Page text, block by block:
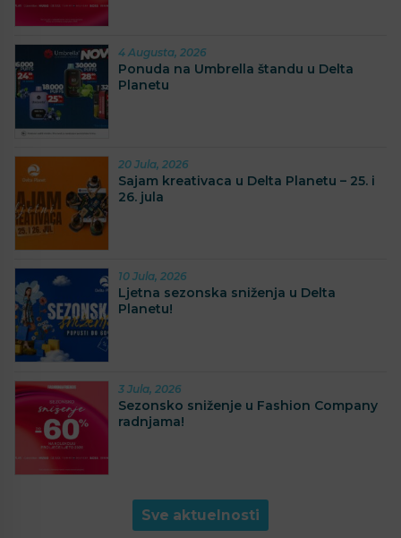
4 Augusta, 2026
Ponuda na Umbrella štandu u Delta
Planetu
20 Jula, 2026
Sajam kreativaca u Delta Planetu – 25. i
26. jula
10 Jula, 2026
Ljetna sezonska sniženja u Delta
Planetu!
3 Jula, 2026
Sezonsko sniženje u Fashion Company
radnjama!
Sve aktuelnosti